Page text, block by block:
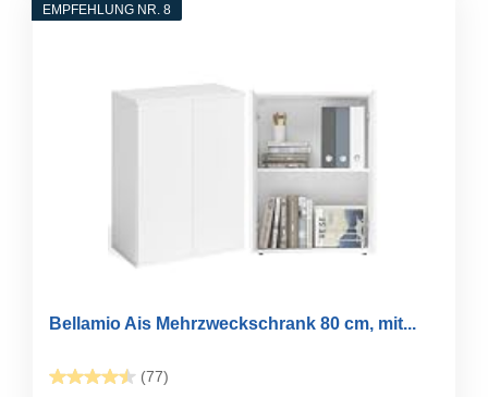
EMPFEHLUNG NR. 8
Bellamio Ais Mehrzweckschrank 80 cm, mit...
(77)